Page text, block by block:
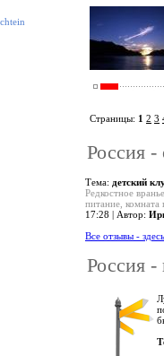
Страницы: 1 2 3
Россия -
Тема: детский
Редкостное
питание, комната
17:28 | Автор:
Все отзывы - здесь
Россия -